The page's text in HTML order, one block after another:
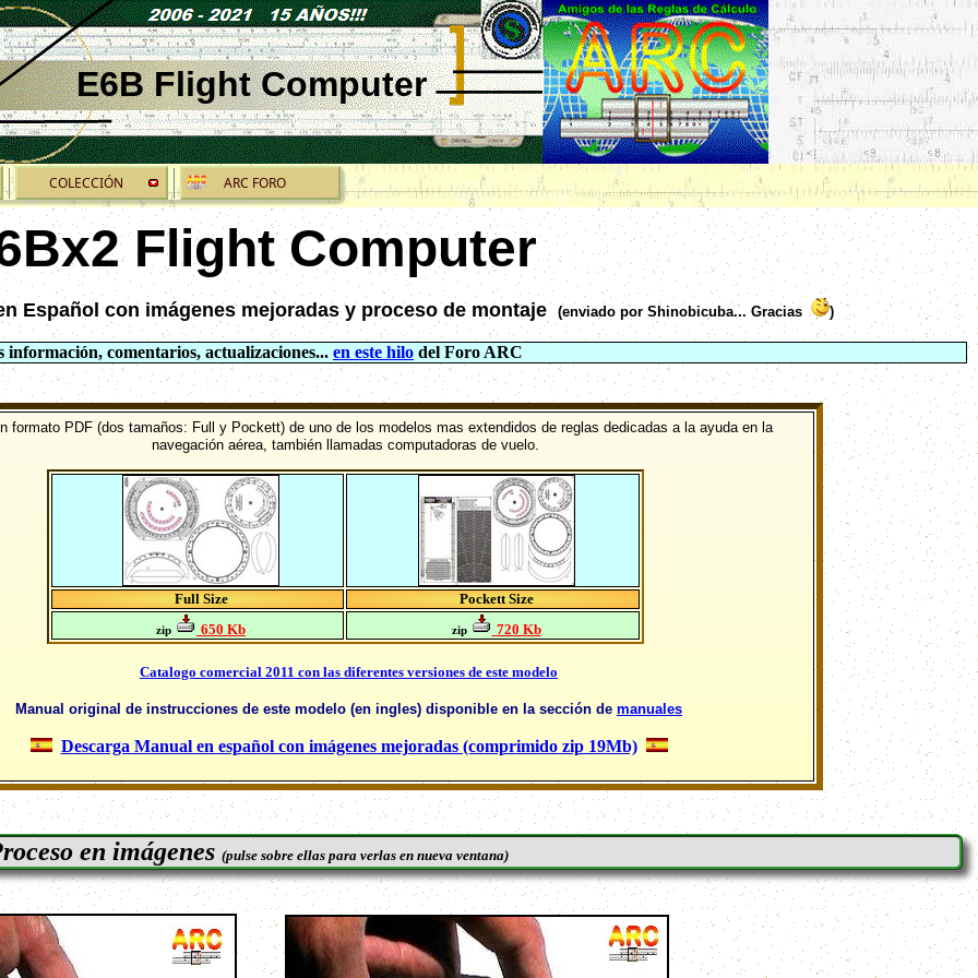
E6B Flight Computer
COLECCIÓN ARC FORO
Flight Computer
Español con imágenes mejoradas y proceso de montaje (enviado por Shinobicuba... Gracias )
información, comentarios, actualizaciones... en este hilo del Foro ARC
formato PDF (dos tamaños: Full y Pockett) de uno de los modelos mas extendidos de reglas dedicadas a la ayuda en la
navegación aérea, también llamadas computadoras de vuelo.
Full Size Pockett Size
zip 650 Kb zip 720 Kb
Catalogo comercial 2011 con las diferentes versiones de este modelo
Manual original de instrucciones de este modelo (en ingles) disponible en la sección de manuales
Descarga Manual en español con imágenes mejoradas (comprimido zip 19Mb)
en imágenes (pulse sobre ellas para verlas en nueva ventana)